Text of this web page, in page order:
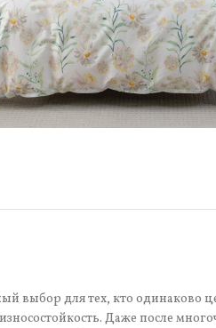
чтобы увеличить
выбор для тех, кто одинаково
Даже после